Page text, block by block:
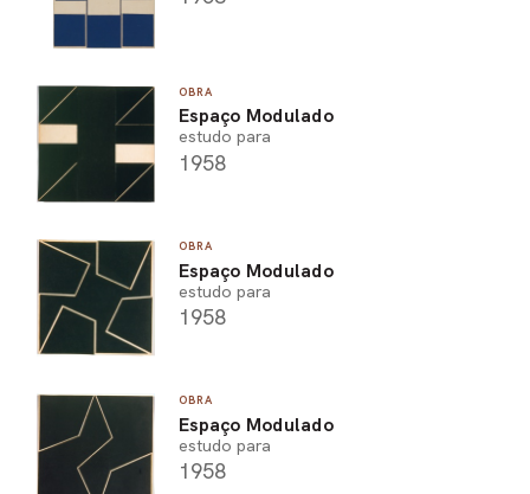
OBRA
Espaço Modulado
estudo para
1958
OBRA
Espaço Modulado
estudo para
1958
OBRA
Espaço Modulado
estudo para
1958